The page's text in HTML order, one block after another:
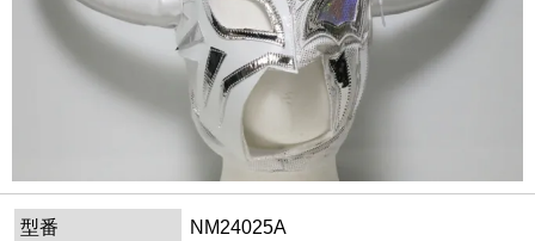
型番
NM24025A